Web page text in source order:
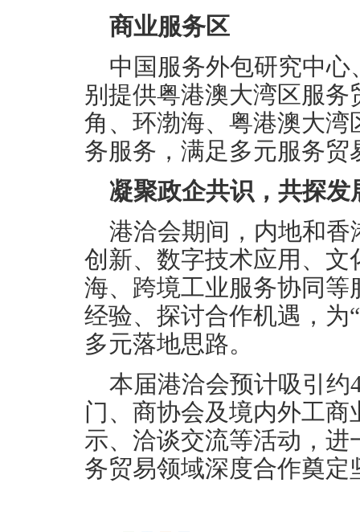
商业服务区
中国服务外包研究中
别提供粤港澳大湾区服
角、环渤海、粤港澳大
务服务，满足多元服务贸
凝聚政企共识，共探发
港洽会期间，内地和
创新、数字技术应用、
海、跨境工业服务协同
经验、探讨合作机遇，为
多元落地思路。
本届港洽会预计吸引约
门、商协会及境内外工
示、洽谈交流等活动，
务贸易领域深度合作奠定